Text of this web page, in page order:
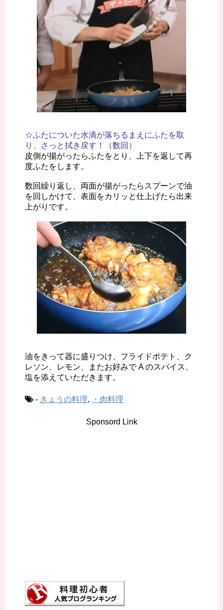
☆ふたについた水滴が落ちるまえにふたを取
り、さっと拭き戻す！（数回）
皮側が揚がったらふたをとり、上下を返して再
度ふたをします。
数回繰り返し、両面が揚がったらスプーンで油
を回しかけて、表面をカリッと仕上げたら出来
上がりです。
油をきって器に盛りつけ、フライドポテト、ク
レソン、レモン、またお好みで A のスパイス、
塩を添えていただきます。
- きょうの料理, ・肉料理
Sponsord Link